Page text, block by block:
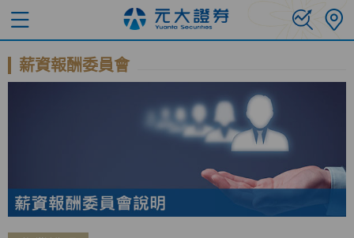
薪資報酬委員會